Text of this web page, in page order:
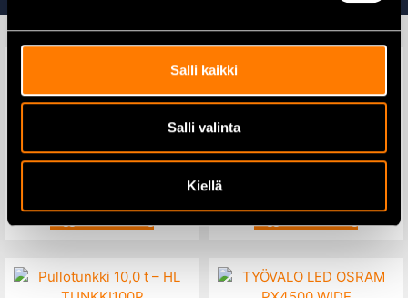
Salli kaikki
Salli valinta
Kiellä
Yuasa YB4L-B – 12 V 4,2 Ah
Batteriladdare-starthjälp
12/24V 380ACC Sprint